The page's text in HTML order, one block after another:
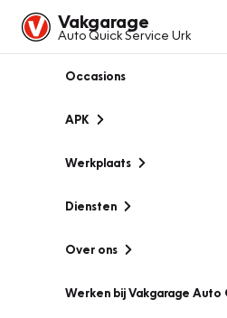
Vakgarage
Auto Quick Service Urk
Occasions
APK
Werkplaats
Diensten
Over ons
Werken bij Vakgarage Auto